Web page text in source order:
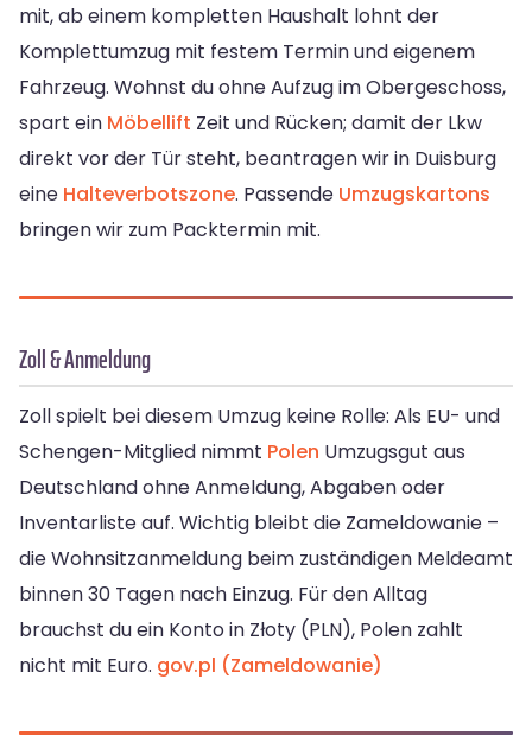
mit, ab einem kompletten Haushalt lohnt der
Komplettumzug mit festem Termin und eigenem
Fahrzeug. Wohnst du ohne Aufzug im Obergeschoss,
spart ein Möbellift Zeit und Rücken; damit der Lkw
direkt vor der Tür steht, beantragen wir in Duisburg
eine Halteverbotszone. Passende Umzugskartons
bringen wir zum Packtermin mit.
Zoll & Anmeldung
Zoll spielt bei diesem Umzug keine Rolle: Als EU- und
Schengen-Mitglied nimmt Polen Umzugsgut aus
Deutschland ohne Anmeldung, Abgaben oder
Inventarliste auf. Wichtig bleibt die Zameldowanie –
die Wohnsitzanmeldung beim zuständigen Meldeamt
binnen 30 Tagen nach Einzug. Für den Alltag
brauchst du ein Konto in Złoty (PLN), Polen zahlt
nicht mit Euro. gov.pl (Zameldowanie)